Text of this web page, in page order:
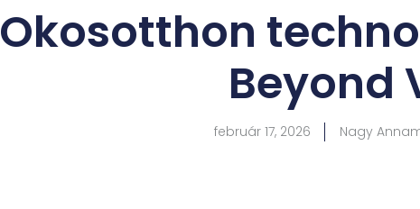
Okosotthon
Beyond
február 17, 2026 Nagy